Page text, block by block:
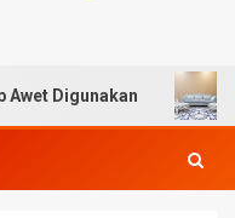
Digunakan